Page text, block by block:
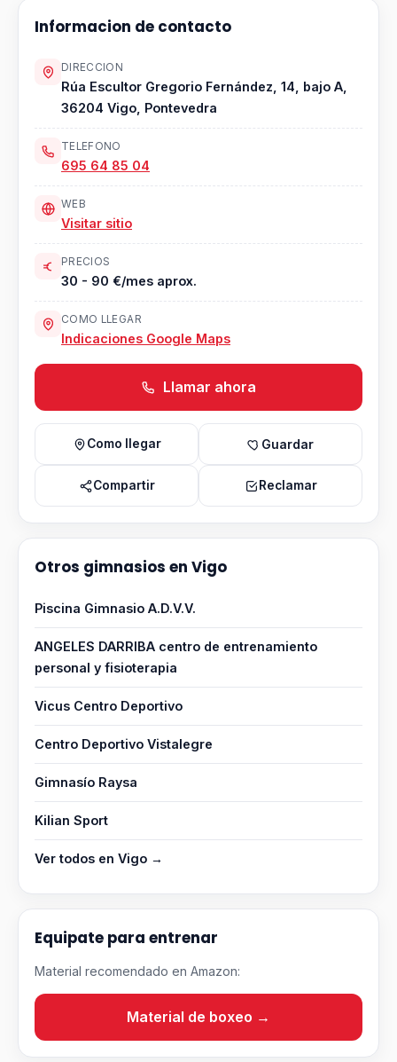
Informacion de contacto
DIRECCION
Rúa Escultor Gregorio Fernández, 14, bajo A,
36204 Vigo, Pontevedra
TELEFONO
695 64 85 04
WEB
Visitar sitio
PRECIOS
30 - 90 €/mes aprox.
COMO LLEGAR
Indicaciones Google Maps
Llamar ahora
Como llegar Guardar
Compartir Reclamar
Otros gimnasios en Vigo
Piscina Gimnasio A.D.V.V.
ANGELES DARRIBA centro de entrenamiento
personal y fisioterapia
Vicus Centro Deportivo
Centro Deportivo Vistalegre
Gimnasío Raysa
Kilian Sport
Ver todos en Vigo →
Equipate para entrenar
Material recomendado en Amazon:
Material de boxeo →